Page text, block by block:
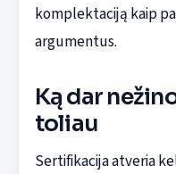
komplektaciją kaip
argumentus.
Ką dar
toliau
Sertifikacija atveria